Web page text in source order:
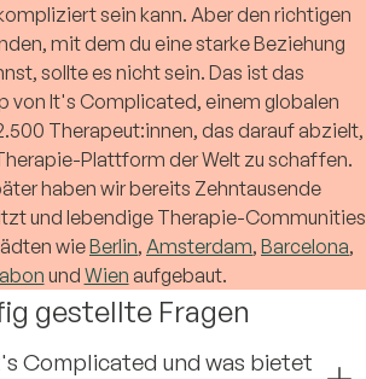
sein kann. Aber den richtigen
mit dem du eine starke Beziehung
sollte es nicht sein. Das ist das
von It's Complicated, einem globalen
Therapeut:innen, das darauf abzielt,
Plattform der Welt zu schaffen.
haben wir bereits Zehntausende
und lebendige Therapie-Communities
wieBerlin, Amsterdam, Barcelona,
und Wien aufgebaut.
gestellte Fragen
Complicated und was bietet